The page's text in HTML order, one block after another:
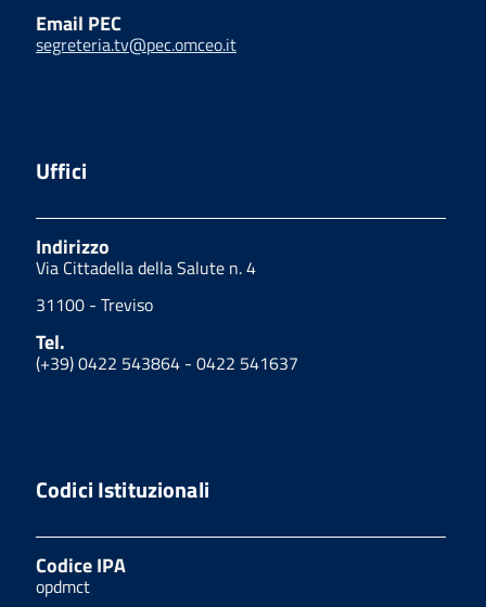
Email PEC
segreteria.tv@pec.omceo.it
Uffici
Indirizzo
Via Cittadella della Salute n. 4
31100 - Treviso
Tel.
(+39) 0422 543864 - 0422 541637
Codici Istituzionali
Codice IPA
opdmct